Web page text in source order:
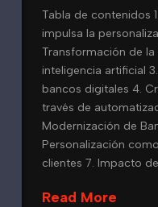
Tabla de contenidos
impulsa la
Transformación de
inteligencia artificial
bancos digitales 4.
través de
Modernización de
Personalización
clientes 7. Impacto
Read More